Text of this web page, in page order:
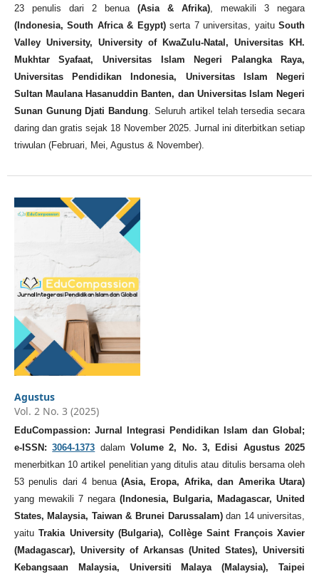
23 penulis dari 2 benua (Asia & Afrika) , mewakili 3 negara
(Indonesia, South Africa & Egypt)serta 7 universitas, yaituSouth
Valley University, University of KwaZulu-Natal, Universitas KH.
Mukhtar Syafaat, Universitas Islam Negeri Palangka Raya,
Universitas Pendidikan Indonesia, Universitas Islam Negeri
Sultan Maulana Hasanuddin Banten, dan Universitas Islam Negeri
Sunan Gunung Djati Bandung . Seluruh artikel telah tersedia secara
daring dan gratis sejak 18 November 2025. Jurnal ini diterbitkan setiap
triwulan (Februari, Mei, Agustus & November).
Agustus
Vol. 2 No. 3 (2025)
EduCompassion: Jurnal Integrasi Pendidikan Islam dan Global;
e-ISSN:3064-1373 dalam Volume 2, No. 3, Edisi Agustus 2025
menerbitkan 10 artikel penelitian yang ditulis atau ditulis bersama oleh
53 penulis dari 4 benua (Asia, Eropa, Afrika, dan Amerika Utara)
yang mewakili 7 negara(Indonesia, Bulgaria, Madagascar, United
States, Malaysia, Taiwan & Brunei Darussalam)dan 14 universitas,
yaituTrakia University (Bulgaria), Collège Saint François Xavier
(Madagascar), University of Arkansas (United States), Universiti
Kebangsaan Malaysia, Universiti Malaya (Malaysia), Taipei